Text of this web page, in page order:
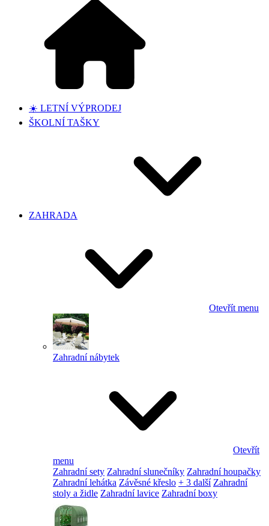
☀️ LETNÍ VÝPRODEJ
ŠKOLNÍ TAŠKY
ZAHRADA
Otevřít menu
Zahradní nábytek
Otevřít
menu
Zahradní sety Zahradní slunečníky Zahradní houpačky
Zahradní lehátka Závěsné křeslo + 3 další Zahradní
stoly a židle Zahradní lavice Zahradní boxy